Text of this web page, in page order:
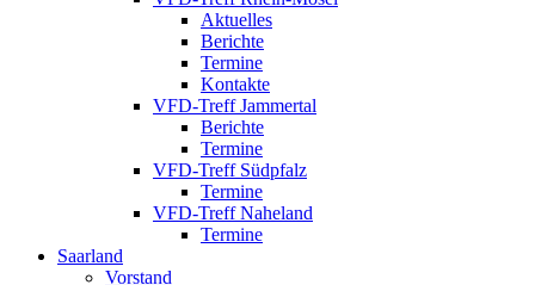
Aktuelles
Berichte
Termine
Kontakte
VFD-Treff Jammertal
Berichte
Termine
VFD-Treff Südpfalz
Termine
VFD-Treff Naheland
Termine
Saarland
Vorstand